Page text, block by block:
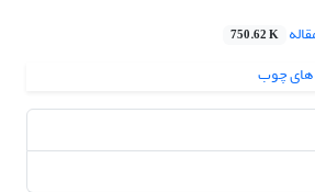
750.62 K